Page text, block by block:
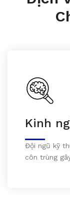
Kinh
Đội ngũ kỹ
côn trùng